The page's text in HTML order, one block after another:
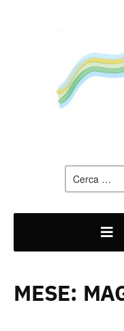
MESE: